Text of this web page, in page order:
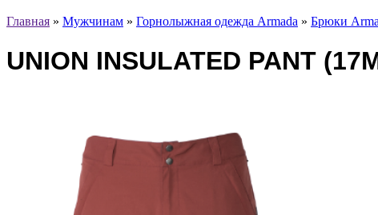
Главная » Мужчинам » Горнолыжная одежда Armada » Брюки
UNION INSULATED PANT